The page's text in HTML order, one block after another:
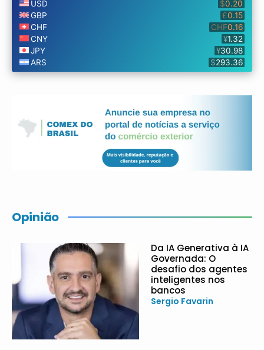
Opinião
Da IA Generativa à IA
Governada: O
desafio dos agentes
inteligentes nos
bancos
Sergio Favarin